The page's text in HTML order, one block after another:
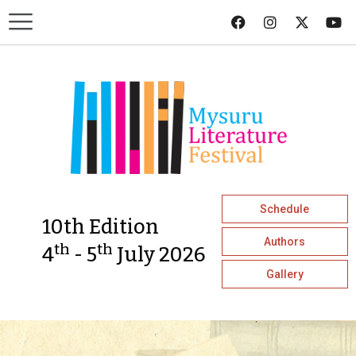
10th Edition
4th - 5th July 2026
Schedule
Authors
Gallery